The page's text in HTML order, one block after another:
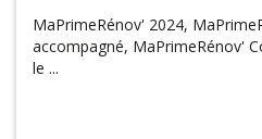
MaPrimeRénov' 2024,
accompagné, MaPrimeRénov'
le ...